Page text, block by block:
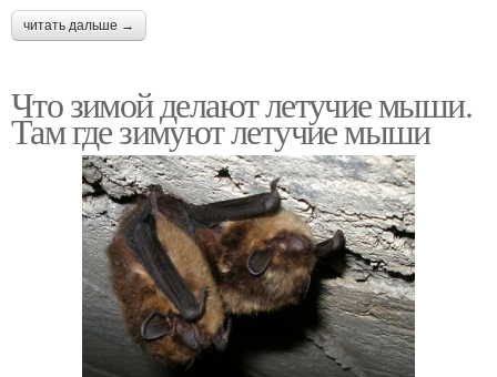
читать дальше →
Что зимой делают летучие мыши.
Там где зимуют летучие мыши